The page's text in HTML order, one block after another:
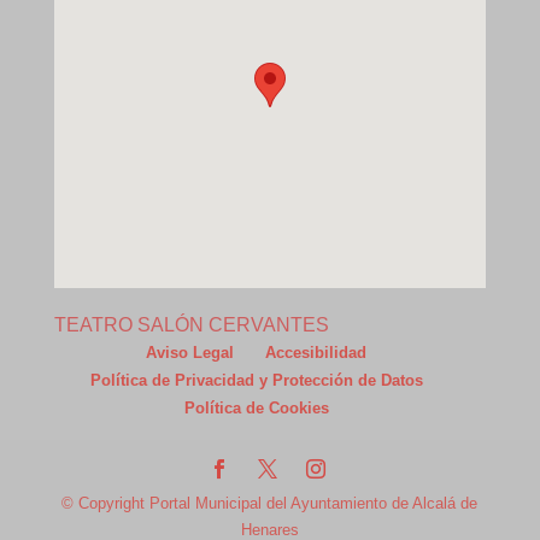
TEATRO SALÓN CERVANTES
Aviso Legal
Accesibilidad
Política de Privacidad y Protección de Datos
Política de Cookies
© Copyright Portal Municipal del Ayuntamiento de Alcalá de
Henares